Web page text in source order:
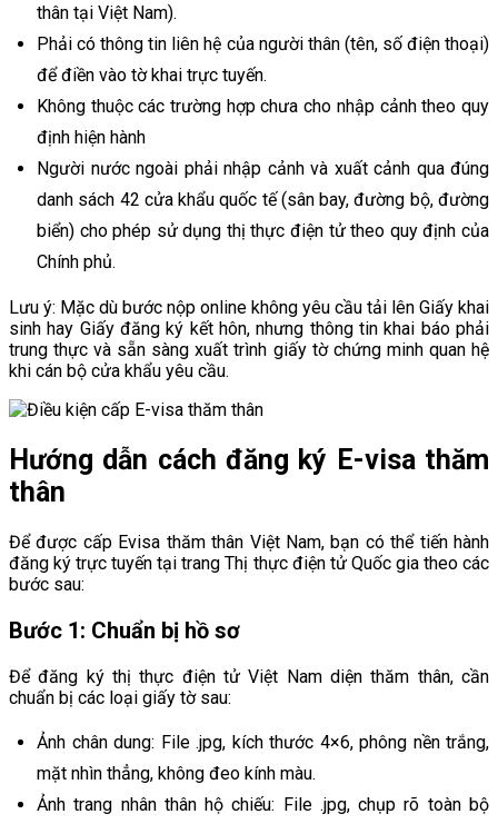
thân tại Việt Nam).
Phải có thông tin liên hệ của người thân (tên, số điện thoại)
để điền vào tờ khai trực tuyến.
Không thuộc các trường hợp chưa cho nhập cảnh theo quy
định hiện hành
Người nước ngoài phải nhập cảnh và xuất cảnh qua đúng
danh sách 42 cửa khẩu quốc tế (sân bay, đường bộ, đường
biển) cho phép sử dụng thị thực điện tử theo quy định của
Chính phủ.
Lưu ý: Mặc dù bước nộp online không yêu cầu tải lên Giấy khai
sinh hay Giấy đăng ký kết hôn, nhưng thông tin khai báo phải
trung thực và sẵn sàng xuất trình giấy tờ chứng minh quan hệ
khi cán bộ cửa khẩu yêu cầu.
Hướng dẫn cách đăng ký E-visa thăm
thân
Để được cấp Evisa thăm thân Việt Nam, bạn có thể tiến hành
đăng ký trực tuyến tại trang Thị thực điện tử Quốc gia theo các
bước sau:
Bước 1: Chuẩn bị hồ sơ
Để đăng ký thị thực điện tử Việt Nam diện thăm thân, cần
chuẩn bị các loại giấy tờ sau:
Ảnh chân dung: File .jpg, kích thước 4×6, phông nền trắng,
mặt nhìn thẳng, không đeo kính màu.
Ảnh trang nhân thân hộ chiếu: File .jpg, chụp rõ toàn bộ